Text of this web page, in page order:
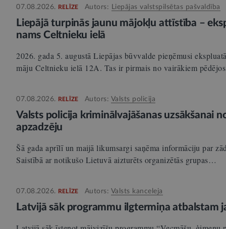
07.08.2026. RELĪZE Autors: Liepājas valstspilsētas pašvaldība
Liepājā turpinās jaunu mājokļu attīstība –
nams Celtnieku ielā
2026. gada 5. augustā Liepājas būvvalde pieņēmusi
māju Celtnieku ielā 12A. Tas ir pirmais no vairākiem
07.08.2026. RELĪZE Autors: Valsts policija
Valsts policija kriminālvajāšanas uzsākšanai
apzadzēju
Šā gada aprīlī un maijā likumsargi saņēma informāciju par
Saistībā ar notikušo Lietuvā aizturēts organizētās grupas…
07.08.2026. RELĪZE Autors: Valsts kanceleja
Latvijā sāk programmu ilgtermiņa atbalstam